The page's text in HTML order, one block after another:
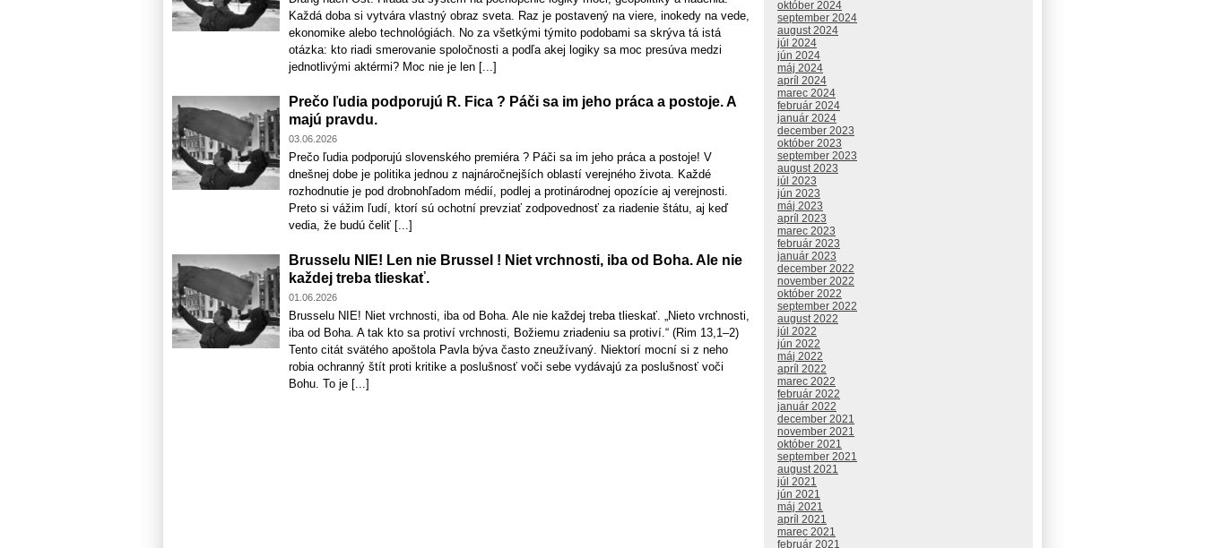
Každá doba si vytvára vlastný obraz sveta. Raz je postavený na viere, inokedy na vede,
ekonomike alebo technológiách. No za všetkými týmito podobami sa skrýva tá istá
otázka: kto riadi smerovanie spoločnosti a podľa akej logiky sa moc presúva medzi
jednotlivými aktérmi? Moc nie je len [...]
Prečo ľudia podporujú R. Fica ? Páči sa im jeho práca a postoje. A
majú pravdu.
03.06.2026
Prečo ľudia podporujú slovenského premiéra ? Páči sa im jeho práca a postoje! V
dnešnej dobe je politika jednou z najnáročnejších oblastí verejného života. Každé
rozhodnutie je pod drobnohľadom médií, podlej a protinárodnej opozície aj verejnosti.
Preto si vážim ľudí, ktorí sú ochotní prevziať zodpovednosť za riadenie štátu, aj keď
vedia, že budú čeliť [...]
Brusselu NIE! Len nie Brussel ! Niet vrchnosti, iba od Boha. Ale nie
každej treba tlieskať.
01.06.2026
Brusselu NIE! Niet vrchnosti, iba od Boha. Ale nie každej treba tlieskať. „Nieto vrchnosti,
iba od Boha. A tak kto sa protiví vrchnosti, Božiemu zriadeniu sa protiví.“ (Rim 13,1–2)
Tento citát svätého apoštola Pavla býva často zneužívaný. Niektorí mocní si z neho
robia ochranný štít proti kritike a poslušnosť voči sebe vydávajú za poslušnosť voči
Bohu. To je [...]
október 2024
september 2024
august 2024
júl 2024
jún 2024
máj 2024
apríl 2024
marec 2024
február 2024
január 2024
december 2023
október 2023
september 2023
august 2023
júl 2023
jún 2023
máj 2023
apríl 2023
marec 2023
február 2023
január 2023
december 2022
november 2022
október 2022
september 2022
august 2022
júl 2022
jún 2022
máj 2022
apríl 2022
marec 2022
február 2022
január 2022
december 2021
november 2021
október 2021
september 2021
august 2021
júl 2021
jún 2021
máj 2021
apríl 2021
marec 2021
február 2021